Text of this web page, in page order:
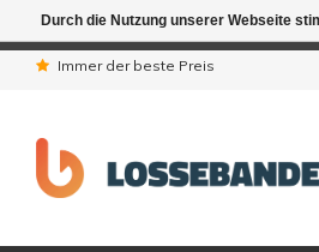
Immer der beste Preis
Durch die Nutzung unserer Webseite